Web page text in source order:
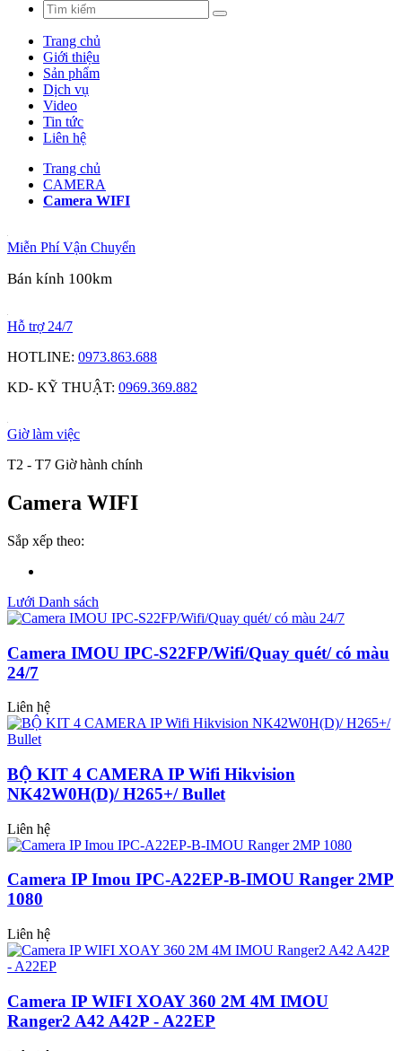
Trang chủ
Giới thiệu
Sản phẩm
Dịch vụ
Video
Tin tức
Liên hệ
Trang chủ
CAMERA
Camera WIFI
Miễn Phí Vận Chuyển
Bán kính 100km
Hỗ trợ 24/7
HOTLINE: 0973.863.688
KD- KỸ THUẬT: 0969.369.882
Giờ làm việc
T2 - T7 Giờ hành chính
Camera WIFI
Sắp xếp theo:
Lưới Danh sách
Camera IMOU IPC-S22FP/Wifi/Quay quét/ có màu
24/7
Liên hệ
BỘ KIT 4 CAMERA IP Wifi Hikvision
NK42W0H(D)/ H265+/ Bullet
Liên hệ
Camera IP Imou IPC-A22EP-B-IMOU Ranger 2MP
1080
Liên hệ
Camera IP WIFI XOAY 360 2M 4M IMOU
Ranger2 A42 A42P - A22EP